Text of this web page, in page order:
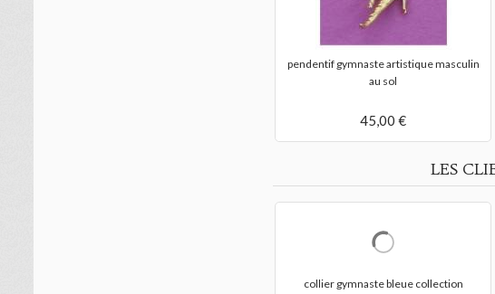
pendentif gymnaste artistique masculin
au sol
45,00 €
LES